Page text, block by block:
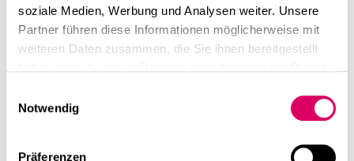
soziale Medien, Werbung und Analysen weiter. Unsere
Partner führen diese Informationen möglicherweise mit
weiteren Daten zusammen, die Sie ihnen bereitgestellt
Notwendig
Präferenzen
Katharina
M.A. Architektin
Katharina
Dipl.-Ing. (FH) Architektur